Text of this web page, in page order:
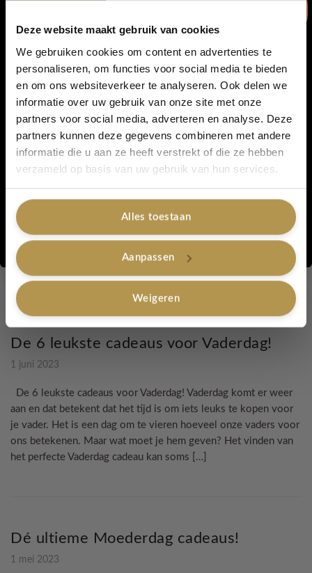
Deze website maakt gebruik van cookies
We gebruiken cookies om content en advertenties te
personaliseren, om functies voor social media te bieden
en om ons websiteverkeer te analyseren. Ook delen we
informatie over uw gebruik van onze site met onze
partners voor social media, adverteren en analyse. Deze
partners kunnen deze gegevens combineren met andere
informatie die u aan ze heeft verstrekt of die ze hebben
verzameld op basis van uw gebruik van hun services.
Alles toestaan
Aanpassen
Weigeren
Alle voordelen van natuurlijke make-up!
1 juni 2023
al heel lang make-up om zichzelf mooier te maken. Veel
vrouwen voelen zich onzeker zonder make-up of gebruiken het
om oneffenheden te verbergen. Het is eigenlijk een gewoonte
geworden. Uit onderzoek blijkt dat ruim driekwart van de
vrouwen make-up gebruikt. Dit is niet schadelijk voor […]
De 6 leukste cadeaus voor Vaderdag!
1 juni 2023
De 6 leukste cadeaus voor Vaderdag! Vaderdag komt er weer
aan en dat betekent dat het tijd is om iets leuks te kopen voor
je vader. Het is een dag om te vieren hoeveel onze vaders voor
ons betekenen. Maar wat moet je hem geven? Het vinden van
het perfecte Vaderdag cadeau kan soms […]
Dé ultieme Moederdag cadeaus!
1 mei 2023
5% korting...
Ja, graag!
Nee, bedankt